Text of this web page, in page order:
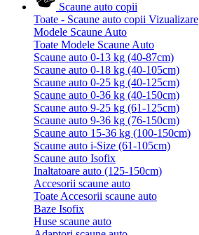
Scaune auto copii
Toate - Scaune auto copii Vizualizare
Modele Scaune Auto
Toate Modele Scaune Auto
Scaune auto 0-13 kg (40-87cm)
Scaune auto 0-18 kg (40-105cm)
Scaune auto 0-25 kg (40-125cm)
Scaune auto 0-36 kg (40-150cm)
Scaune auto 9-25 kg (61-125cm)
Scaune auto 9-36 kg (76-150cm)
Scaune auto 15-36 kg (100-150cm)
Scaune auto i-Size (61-105cm)
Scaune auto Isofix
Inaltatoare auto (125-150cm)
Accesorii scaune auto
Toate Accesorii scaune auto
Baze Isofix
Huse scaune auto